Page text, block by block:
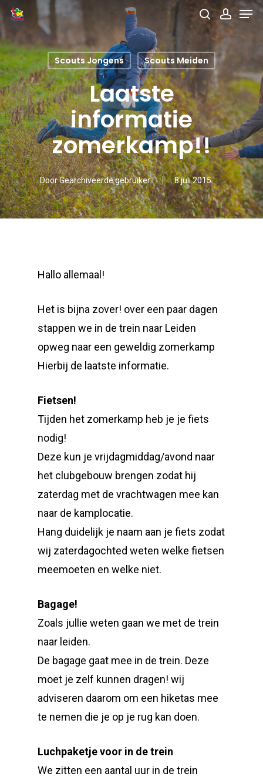
Skip
to
main
content
search
Scouts Jongens Scouts Meiden
Laatste
informatie
zomerkamp!!
DoorGearchiveerde gebruiker 8 juli 2015
Hallo allemaal!
Het is bijna zover! over een paar dagen
stappen we in de trein naar Leiden
opweg naar een geweldig zomerkamp
Hierbij de laatste informatie.
Fietsen!
Tijden het zomerkamp heb je je fiets
nodig!
Deze kun je vrijdagmiddag/avond naar
het clubgebouw brengen zodat hij
zaterdag met de vrachtwagen mee kan
naar de kamplocatie.
Hang duidelijk je naam aan je fiets zodat
wij zaterdagochted weten welke fietsen
meemoeten en welke niet.
Bagage!
Zoals jullie weten gaan we met de trein
naar leiden.
De bagage gaat mee in de trein. Deze
moet je zelf kunnen dragen! wij
adviseren daarom om een hiketas mee
te nemen die je op je rug kan doen.
Luchpaketje voor in de trein
We zitten een aantal uur in de trein